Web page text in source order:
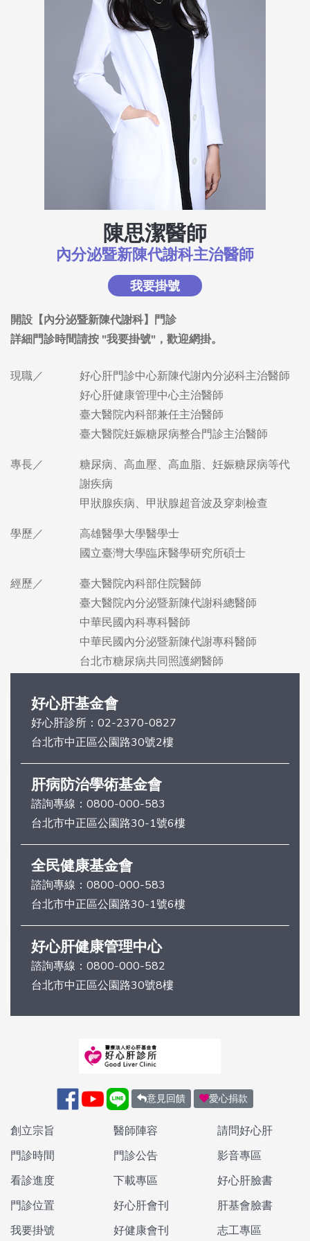
陳思潔醫師
內分泌暨新陳代謝科主治醫師
我要掛號
現職／
好心肝門診中心新陳代謝內分泌科主治醫師
好心肝健康管理中心主治醫師
臺大醫院內科部兼任主治醫師
臺大醫院妊娠糖尿病整合門診主治醫師
專長／
糖尿病、高血壓、高血脂、妊娠糖尿病等代
謝疾病
甲狀腺疾病、甲狀腺超音波及穿刺檢查
學歷／
高雄醫學大學醫學士
國立臺灣大學臨床醫學研究所碩士
經歷／
臺大醫院內科部住院醫師
臺大醫院內分泌暨新陳代謝科總醫師
中華民國內科專科醫師
中華民國內分泌暨新陳代謝專科醫師
台北市糖尿病共同照護網醫師
好心肝基金會
好心肝診所： 02-2370-0827
台北市中正區公園路30號2樓
肝病防治學術基金會
諮詢專線： 0800-000-583
台北市中正區公園路30-1號6樓
全民健康基金會
諮詢專線： 0800-000-583
台北市中正區公園路30-1號6樓
好心肝健康管理中心
諮詢專線： 0800-000-582
台北市中正區公園路30號8樓
意見回饋 愛心捐款
創立宗旨
門診時間
看診進度
門診位置
我要掛號
醫師陣容
門診公告
下載專區
好心肝會刊
好健康會刊
請問好心肝
影音專區
好心肝臉書
肝基會臉書
志工專區